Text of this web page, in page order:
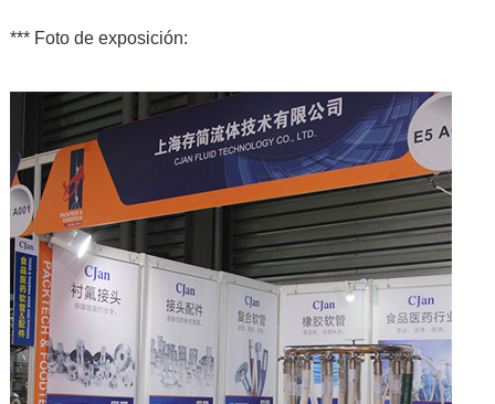
*** Foto de exposición: